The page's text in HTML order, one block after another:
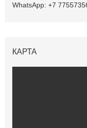
+7
КАРТА